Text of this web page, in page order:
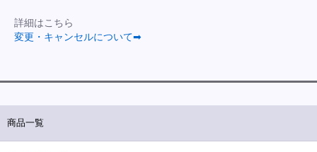
詳細はこちら
変更・キャンセルについて➡
商品一覧